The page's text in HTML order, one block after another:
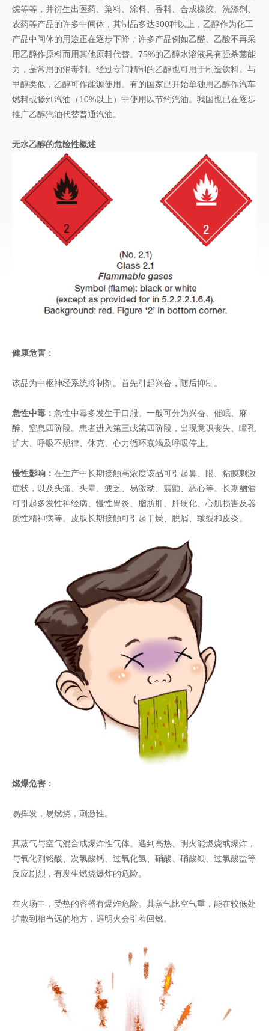
烷等等，并衍生出医药、染料、涂料、香料、合成橡胶、洗涤剂、
农药等产品的许多中间体，其制品多达300种以上，乙醇作为化工
产品中间体的用途正在逐步下降，许多产品例如乙醛、乙酸不再采
用乙醇作原料而用其他原料代替。75%的乙醇水溶液具有强杀菌能
力，是常用的消毒剂。经过专门精制的乙醇也可用于制造饮料。与
甲醇类似，乙醇可作能源使用。有的国家已开始单独用乙醇作汽车
燃料或掺到汽油（10%以上）中使用以节约汽油。我国也已在逐步
推广乙醇汽油代替普通汽油。
无水乙醇的危险性概述
健康危害：
该品为中枢神经系统抑制剂。首先引起兴奋，随后抑制。
急性中毒： 急性中毒多发生于口服。一般可分为兴奋、催眠、麻
醉、窒息四阶段。患者进入第三或第四阶段，出现意识丧失、瞳孔
扩大、呼吸不规律、休克、心力循环衰竭及呼吸停止。
慢性影响： 在生产中长期接触高浓度该品可引起鼻、眼、粘膜刺激
症状，以及头痛、头晕、疲乏、易激动、震颤、恶心等。长期酗酒
可引起多发性神经病、慢性胃炎、脂肪肝、肝硬化、心肌损害及器
质性精神病等。皮肤长期接触可引起干燥、脱屑、皲裂和皮炎。
燃爆危害：
易挥发，易燃烧，刺激性。
其蒸气与空气混合成爆炸性气体。遇到高热、明火能燃烧或爆炸，
与氧化剂铬酸、次氯酸钙、过氧化氢、硝酸、硝酸银、过氯酸盐等
反应剧烈，有发生燃烧爆炸的危险。
在火场中，受热的容器有爆炸危险。其蒸气比空气重，能在较低处
扩散到相当远的地方，遇明火会引着回燃。